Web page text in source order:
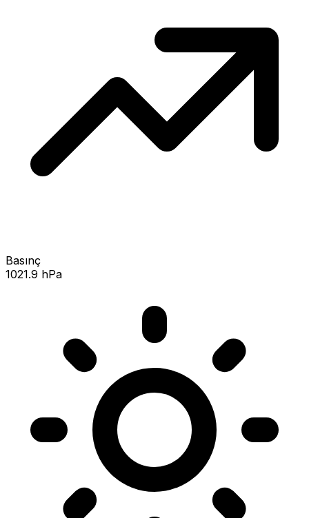
Basınç
1021.9 hPa